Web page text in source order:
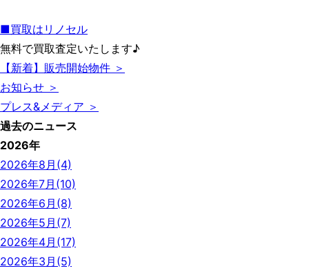
■買取はリノセル
無料で買取査定いたします♪
【新着】販売開始物件 ＞
お知らせ ＞
プレス&メディア ＞
過去のニュース
2026年
2026年8月(4)
2026年7月(10)
2026年6月(8)
2026年5月(7)
2026年4月(17)
2026年3月(5)